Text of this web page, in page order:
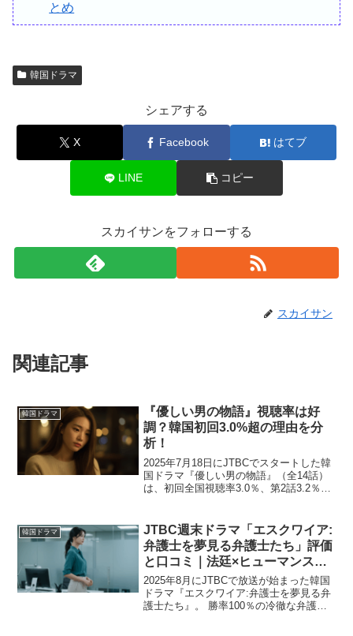
とめ
韓国ドラマ
シェアする
X Facebook はてブ
LINE コピー
スカイサンをフォローする
スカイサン
関連記事
韓国ドラマ
『優しい男の物語』視聴率は好
調？韓国初回3.0%超の理由を分
析！
2025年7月18日にJTBCでスタートした韓
国ドラマ『優しい男の物語』（全14話）
は、初回全国視聴率3.0％、第2話3.2％
は『トッケビ』のイ・ドンウクと『浪漫
ド...
韓国ドラマ
JTBC週末ドラマ「エスクワイア:
弁護士を夢見る弁護士たち」評価
と口コミ｜法廷×ヒューマンスト
ーリー
2025年8月にJTBCで放送が始まった韓国
ドラマ『エスクワイア:弁護士を夢見る弁
護士たち』。 勝率100％の冷徹な弁護士